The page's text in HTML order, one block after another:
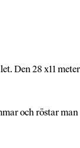
Den 28 x11 meter
och röstar man